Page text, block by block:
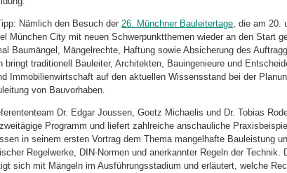
Nämlich den Besuch der 26. Münchner Bauleitertage, die am 20.
München City mit neuen Schwerpunktthemen wieder an den Start
Baumängel, Mängelrechte, Haftung sowie Absicherung des
bringt traditionell Bauleiter, Architekten, Bauingenieure und
Immobilienwirtschaft auf den aktuellen Wissensstand bei der
von Bauvorhaben.
Dr. Edgar Joussen, Goetz Michaelis und Dr. Tobias
Programm und liefert zahlreiche anschauliche
in seinem ersten Vortrag dem Thema mangelhafte Bauleistung
Regelwerke, DIN-Normen und anerkannter Regeln der Technik.
sich mit Mängeln im Ausführungsstadium und erläutert, welche